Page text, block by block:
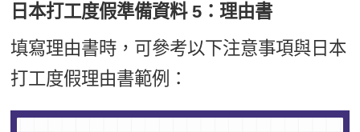
日本打工度假準備資料 5：理由書
填寫理由書時，可參考以下注意事項與日本
打工度假理由書範例：